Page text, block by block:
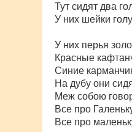
Тут сидят два
У них шейки
У них перья
Красные
Синие
На дубу они
Меж собою
Все про
Все про